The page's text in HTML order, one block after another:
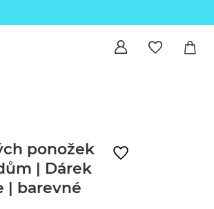
ponožek
| Dárek
| barevné